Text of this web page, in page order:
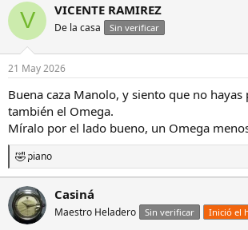
V VICENTE RAMIREZ
De la casa Sin verificar
21 May 2026
Buena caza Manolo, y siento que no hayas
también el Omega.
Míralo por el lado bueno, un Omega
R
e
a
c
c
piano
Casiná
Maestro Heladero Sin verificar Inició el